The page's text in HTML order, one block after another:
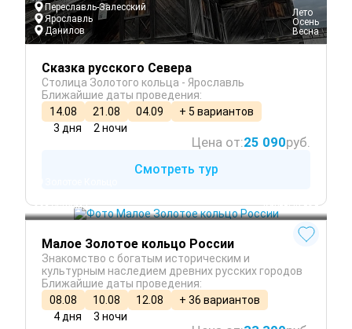
Переславль-Залесский
Ярославль
Данилов
Лето
Осень
Весна
Сказка русского Севера
Столица Золотого кольца - Ярославль
Ближайшие даты проведения:
14.08
21.08 04.09
+ 5 вариантов
3 дня
2 ночи
Цена от:25 090руб.
Смотреть тур
Кострома
Круглый год
Малое Золотое кольцо России
Знакомство с богатым историческим и
культурным наследием древних русских городов
Ближайшие даты проведения:
08.08
10.08 12.08
+ 36 вариантов
4 дня
3 ночи